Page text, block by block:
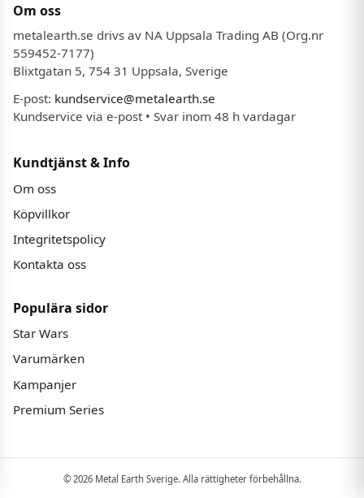
Om oss
metalearth.se drivs av NA Uppsala Trading AB (Org.nr
559452-7177)
Blixtgatan 5, 754 31 Uppsala, Sverige
E-post: kundservice@metalearth.se
Kundservice via e-post • Svar inom 48 h vardagar
Kundtjänst & Info
Om oss
Köpvillkor
Integritetspolicy
Kontakta oss
Populära sidor
Star Wars
Varumärken
Kampanjer
Premium Series
© 2026 Metal Earth Sverige. Alla rättigheter förbehållna.